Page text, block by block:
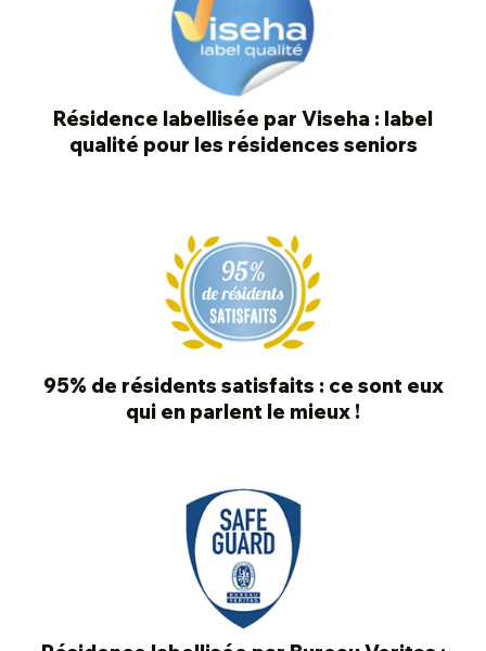
Résidence labellisée par Viseha : label
qualité pour les résidences seniors
95% de résidents satisfaits : ce sont eux
qui en parlent le mieux !